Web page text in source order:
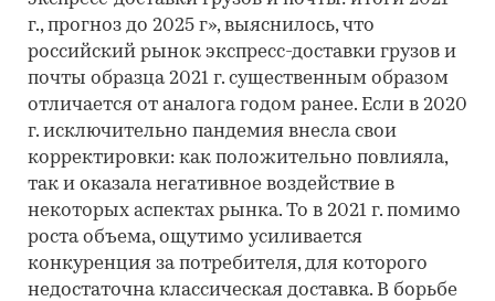
г., прогноз до 2025 г», выяснилось, что
российский рынок экспресс-доставки грузов и
почты образца 2021 г. существенным образом
отличается от аналога годом ранее. Если в 2020
г. исключительно пандемия внесла свои
корректировки: как положительно повлияла,
так и оказала негативное воздействие в
некоторых аспектах рынка. То в 2021 г. помимо
роста объема, ощутимо усиливается
конкуренция за потребителя, для которого
недостаточна классическая доставка. В борьбе